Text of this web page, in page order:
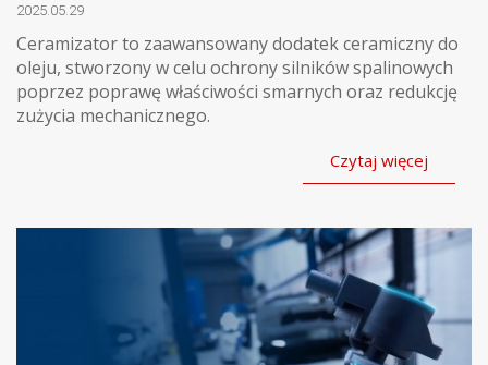
2025.05.29
Ceramizator to zaawansowany dodatek ceramiczny do
oleju, stworzony w celu ochrony silników spalinowych
poprzez poprawę właściwości smarnych oraz redukcję
zużycia mechanicznego.
Czytaj więcej